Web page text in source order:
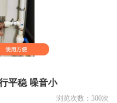
平稳 噪音小
浏览次数： 300次